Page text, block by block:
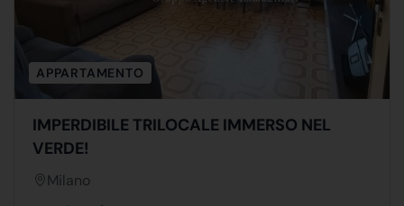
APPARTAMENTO
IMPERDIBILE TRILOCALE IMMERSO NEL
VERDE!
Milano